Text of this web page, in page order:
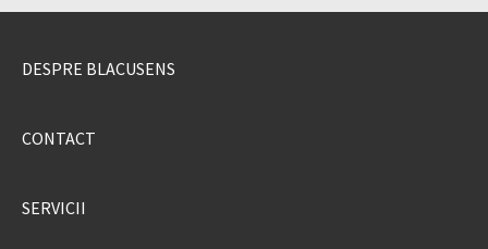
DESPRE BLACUSENS
CONTACT
SERVICII